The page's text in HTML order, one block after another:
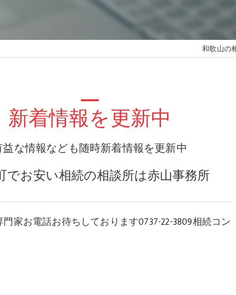
和歌山の
新着情報を更新中
な情報なども随時新着情報を更新中
でお安い相続の相談所は赤山事務所
家お電話お待ちしております0737-22-3809相続コン